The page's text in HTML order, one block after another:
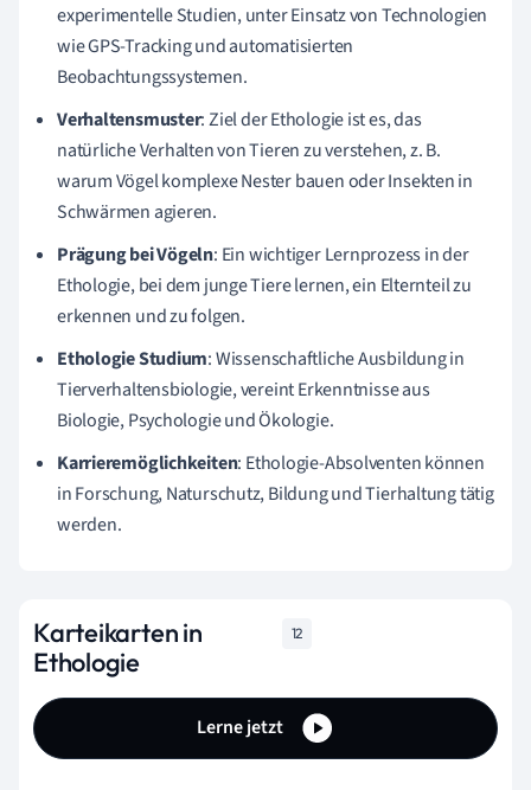
experimentelle Studien, unter Einsatz von Technologien
wie GPS-Tracking und automatisierten
Beobachtungssystemen.
Verhaltensmuster: Ziel der Ethologie ist es, das
natürliche Verhalten von Tieren zu verstehen, z. B.
warum Vögel komplexe Nester bauen oder Insekten in
Schwärmen agieren.
Prägung bei Vögeln: Ein wichtiger Lernprozess in der
Ethologie, bei dem junge Tiere lernen, ein Elternteil zu
erkennen und zu folgen.
Ethologie Studium: Wissenschaftliche Ausbildung in
Tierverhaltensbiologie, vereint Erkenntnisse aus
Biologie, Psychologie und Ökologie.
Karrieremöglichkeiten: Ethologie-Absolventen können
in Forschung, Naturschutz, Bildung und Tierhaltung tätig
werden.
Karteikarten in
Ethologie
12
Lerne jetzt